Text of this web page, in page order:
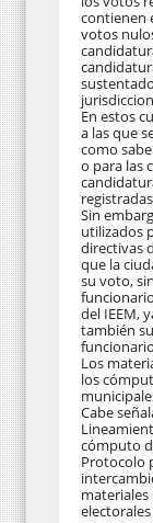
contienen
votos
En estos
a las que
como
o para las
Sin
utilizados
directivas
que la
su voto,
del IEEM,
también
Los
los
Cabe
cómputo
Protocolo